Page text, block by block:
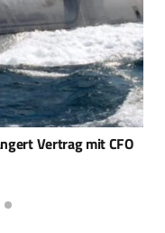
für autonome